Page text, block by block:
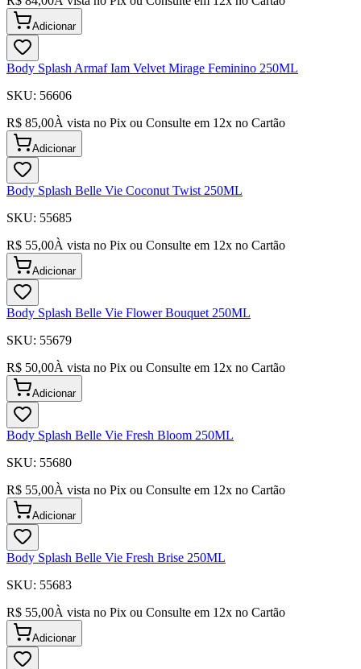
Adicionar
Body Splash Armaf Iam Velvet Mirage Feminino 250ML
SKU: 56606
R$ 85,00À vista no Pix ou Consulte em 12x no Cartão
Adicionar
Body Splash Belle Vie Coconut Twist 250ML
SKU: 55685
R$ 55,00À vista no Pix ou Consulte em 12x no Cartão
Adicionar
Body Splash Belle Vie Flower Bouquet 250ML
SKU: 55679
R$ 50,00À vista no Pix ou Consulte em 12x no Cartão
Adicionar
Body Splash Belle Vie Fresh Bloom 250ML
SKU: 55680
R$ 55,00À vista no Pix ou Consulte em 12x no Cartão
Adicionar
Body Splash Belle Vie Fresh Brise 250ML
SKU: 55683
R$ 55,00À vista no Pix ou Consulte em 12x no Cartão
Adicionar